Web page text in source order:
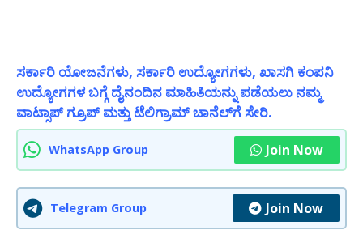
ಸರ್ಕಾರಿ ಯೋಜನೆಗಳು, ಸರ್ಕಾರಿ ಉದ್ಯೋಗಗಳು, ಖಾಸಗಿ ಕಂಪನಿ
ಉದ್ಯೋಗಗಳ ಬಗ್ಗೆ ದೈನಂದಿನ ಮಾಹಿತಿಯನ್ನು ಪಡೆಯಲು ನಮ್ಮ
ವಾಟ್ಸಾಪ್ ಗ್ರೂಪ್ ಮತ್ತು ಟೆಲಿಗ್ರಾಮ್ ಚಾನೆಲ್‌ಗೆ ಸೇರಿ.
WhatsApp Group Join Now
Telegram Group Join Now